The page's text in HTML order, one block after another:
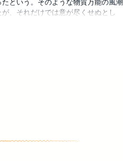
という。そのような物質万能の風潮
、それだけでは意が尽くせぬとし